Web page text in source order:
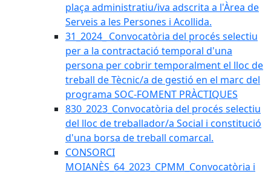
plaça administratiu/iva adscrita a l'Àrea de
Serveis a les Persones i Acollida.
31_2024_ Convocatòria del procés selectiu
per a la contractació temporal d'una
persona per cobrir temporalment el lloc de
treball de Tècnic/a de gestió en el marc del
programa SOC-FOMENT PRÀCTIQUES
830_2023_Convocatòria del procés selectiu
del lloc de treballador/a Social i constitució
d'una borsa de treball comarcal.
CONSORCI
MOIANÈS_64_2023_CPMM_Convocatòria i